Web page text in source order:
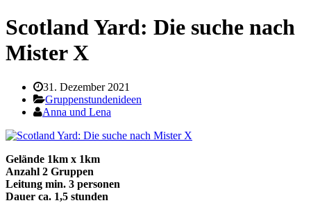
Scotland Yard: Die suche nach
Mister X
31. Dezember 2021
Gruppenstundenideen
Anna und Lena
Gelände 1km x 1km
Anzahl 2 Gruppen
Leitung min. 3 personen
Dauer ca. 1,5 stunden